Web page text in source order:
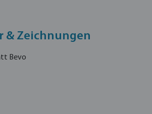
& Zeichnungen
Bevo